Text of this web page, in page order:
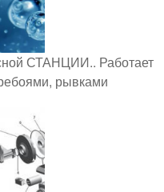
СТАНЦИИ.. Работает
рывками